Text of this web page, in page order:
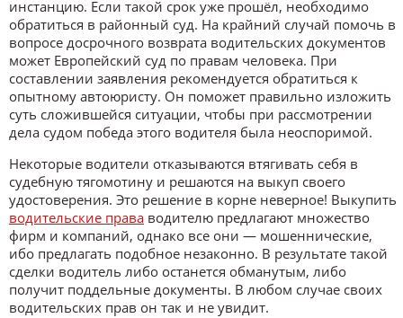
инстанцию. Если такой срок уже прошёл, необходимо
обратиться в районный суд. На крайний случай помочь в
вопросе досрочного возврата водительских документов
может Европейский суд по правам человека. При
составлении заявления рекомендуется обратиться к
опытному автоюристу. Он поможет правильно изложить
суть сложившейся ситуации, чтобы при рассмотрении
дела судом победа этого водителя была неоспоримой.
Некоторые водители отказываются втягивать себя в
судебную тягомотину и решаются на выкуп своего
удостоверения. Это решение в корне неверное! Выкупить
водительские права водителю предлагают множество
фирм и компаний, однако все они — мошеннические,
ибо предлагать подобное незаконно. В результате такой
сделки водитель либо останется обманутым, либо
получит поддельные документы. В любом случае своих
водительских прав он так и не увидит.